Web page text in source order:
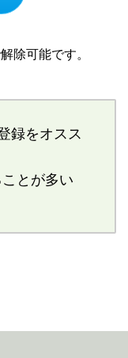
除可能です。
録をオスス
とが多い